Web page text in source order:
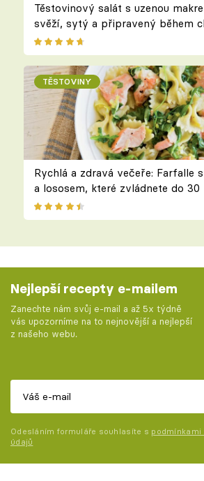
Těstovinový salát s uzenou
svěží, sytý a připravený během
TĚSTOVINY
Rychlá a zdravá večeře: Farfalle
a lososem, které zvládnete do 30
Nejlepší recepty e-mailem
Zanechte nám svůj e-mail a až 5x týdně
vás upozorníme na to nejnovější a nejlepší
z našeho webu.
Odesláním formuláře souhlasíte s podmínkami
údajů